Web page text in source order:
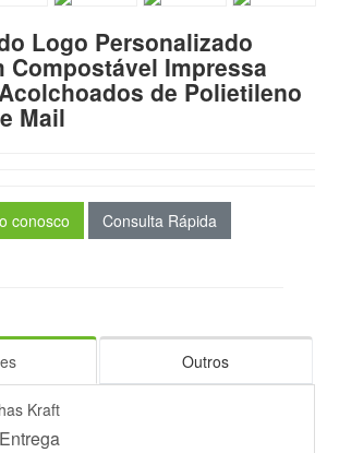
Logo Personalizado
Compostável Impressa
de Polietileno
Mail
conosco Consulta Rápida
Outros
Kraft